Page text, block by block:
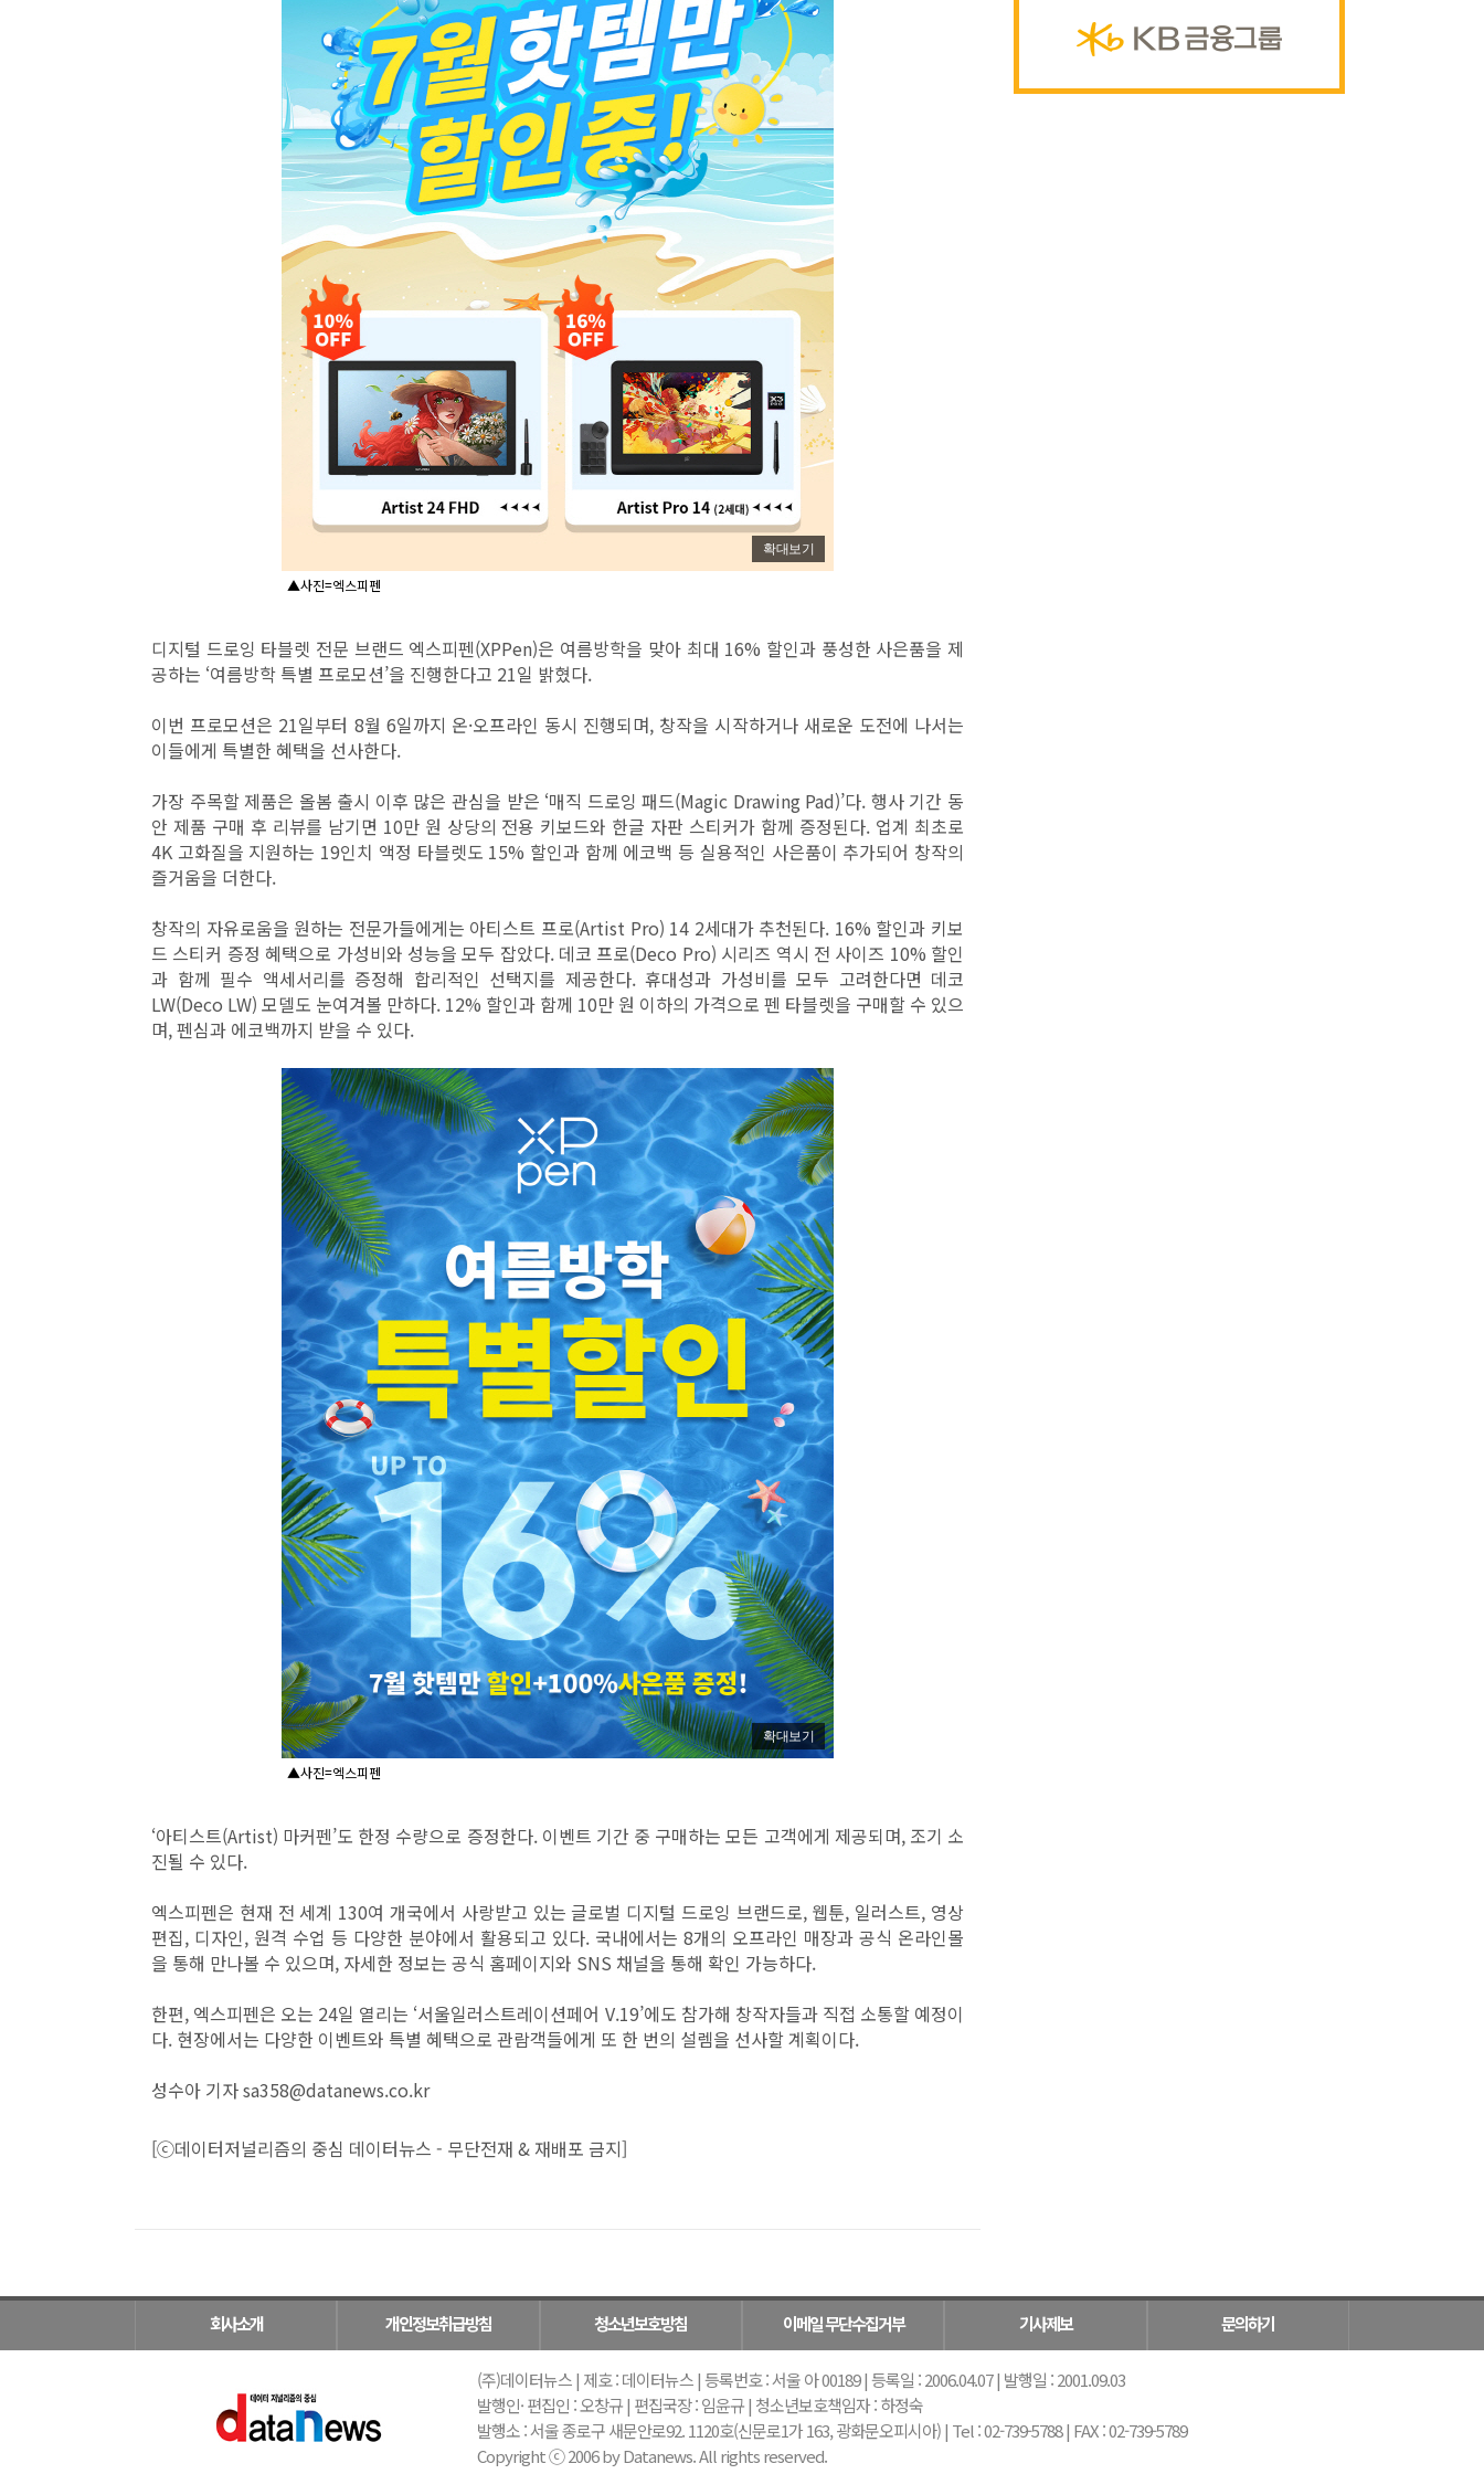
확대보기
▲사진=엑스피펜
디지털 드로잉 타블렛 전문 브랜드 엑스피펜(XPPen)은 여름방학을 맞아 최대 16% 할인과 풍성한 사은품을 제
공하는 ‘여름방학 특별 프로모션’을 진행한다고 21일 밝혔다.
이번 프로모션은 21일부터 8월 6일까지 온·오프라인 동시 진행되며, 창작을 시작하거나 새로운 도전에 나서는
이들에게 특별한 혜택을 선사한다.
가장 주목할 제품은 올봄 출시 이후 많은 관심을 받은 ‘매직 드로잉 패드(Magic Drawing Pad)’다. 행사 기간 동
안 제품 구매 후 리뷰를 남기면 10만 원 상당의 전용 키보드와 한글 자판 스티커가 함께 증정된다. 업계 최초로
4K 고화질을 지원하는 19인치 액정 타블렛도 15% 할인과 함께 에코백 등 실용적인 사은품이 추가되어 창작의
즐거움을 더한다.
창작의 자유로움을 원하는 전문가들에게는 아티스트 프로(Artist Pro) 14 2세대가 추천된다. 16% 할인과 키보
드 스티커 증정 혜택으로 가성비와 성능을 모두 잡았다. 데코 프로(Deco Pro) 시리즈 역시 전 사이즈 10% 할인
과 함께 필수 액세서리를 증정해 합리적인 선택지를 제공한다. 휴대성과 가성비를 모두 고려한다면 데코
LW(Deco LW) 모델도 눈여겨볼 만하다. 12% 할인과 함께 10만 원 이하의 가격으로 펜 타블렛을 구매할 수 있으
며, 펜심과 에코백까지 받을 수 있다.
확대보기
▲사진=엑스피펜
‘아티스트(Artist) 마커펜’도 한정 수량으로 증정한다. 이벤트 기간 중 구매하는 모든 고객에게 제공되며, 조기 소
진될 수 있다.
엑스피펜은 현재 전 세계 130여 개국에서 사랑받고 있는 글로벌 디지털 드로잉 브랜드로, 웹툰, 일러스트, 영상
편집, 디자인, 원격 수업 등 다양한 분야에서 활용되고 있다. 국내에서는 8개의 오프라인 매장과 공식 온라인몰
을 통해 만나볼 수 있으며, 자세한 정보는 공식 홈페이지와 SNS 채널을 통해 확인 가능하다.
한편, 엑스피펜은 오는 24일 열리는 ‘서울일러스트레이션페어 V.19’에도 참가해 창작자들과 직접 소통할 예정이
다. 현장에서는 다양한 이벤트와 특별 혜택으로 관람객들에게 또 한 번의 설렘을 선사할 계획이다.
성수아 기자 sa358@datanews.co.kr
[ⓒ데이터저널리즘의 중심 데이터뉴스 - 무단전재 & 재배포 금지]
회사소개 개인정보취급방침 청소년보호방침 이메일 무단수집거부 기사제보 문의하기
(주)데이터뉴스 | 제호 : 데이터뉴스 | 등록번호 : 서울 아 00189 | 등록일 : 2006.04.07 | 발행일 : 2001.09.03
발행인· 편집인 : 오창규 | 편집국장 : 임윤규 | 청소년보호책임자 : 하정숙
발행소 : 서울 종로구 새문안로92. 1120호(신문로1가 163, 광화문오피시아) | Tel : 02-739-5788 | FAX : 02-739-5789
Copyright ⓒ 2006 by Datanews. All rights reserved.